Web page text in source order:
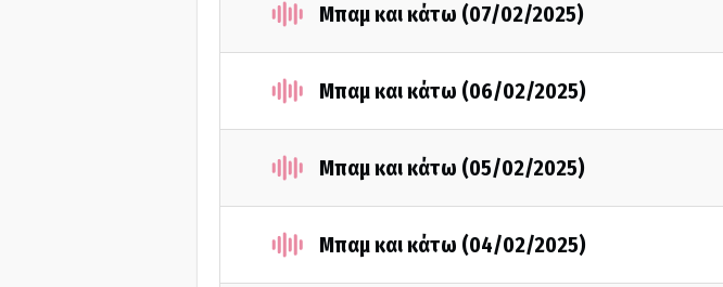
Μπαμ και κάτω (07/02/2025)
Μπαμ και κάτω (06/02/2025)
Μπαμ και κάτω (05/02/2025)
Μπαμ και κάτω (04/02/2025)